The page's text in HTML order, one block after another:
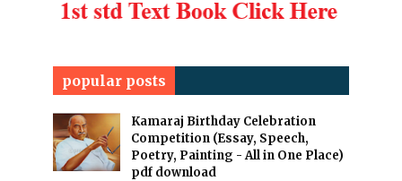
popular posts
Kamaraj Birthday Celebration
Competition (Essay, Speech,
Poetry, Painting - All in One Place)
pdf download